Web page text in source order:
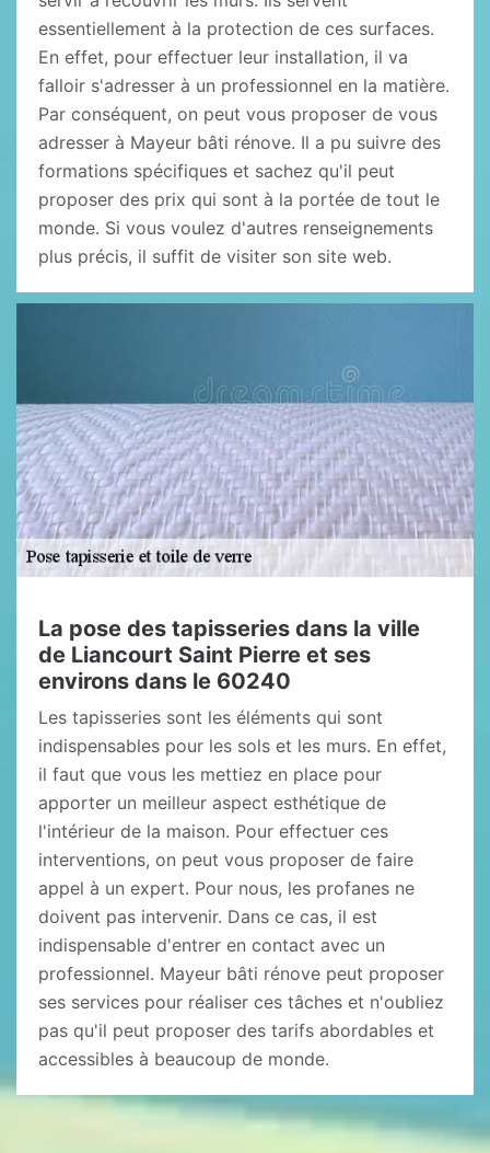
essentiellement à la protection de ces surfaces.
En effet, pour effectuer leur installation, il va
falloir s'adresser à un professionnel en la matière.
Par conséquent, on peut vous proposer de vous
adresser à Mayeur bâti rénove. Il a pu suivre des
formations spécifiques et sachez qu'il peut
proposer des prix qui sont à la portée de tout le
monde. Si vous voulez d'autres renseignements
plus précis, il suffit de visiter son site web.
La pose des tapisseries dans la ville
de Liancourt Saint Pierre et ses
environs dans le 60240
Les tapisseries sont les éléments qui sont
indispensables pour les sols et les murs. En effet,
il faut que vous les mettiez en place pour
apporter un meilleur aspect esthétique de
l'intérieur de la maison. Pour effectuer ces
interventions, on peut vous proposer de faire
appel à un expert. Pour nous, les profanes ne
doivent pas intervenir. Dans ce cas, il est
indispensable d'entrer en contact avec un
professionnel. Mayeur bâti rénove peut proposer
ses services pour réaliser ces tâches et n'oubliez
pas qu'il peut proposer des tarifs abordables et
accessibles à beaucoup de monde.